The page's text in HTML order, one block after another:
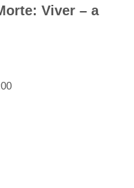
Viver– a